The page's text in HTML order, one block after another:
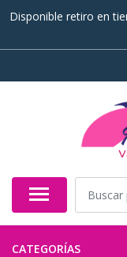
Disponible retiro en
CATEGORÍAS